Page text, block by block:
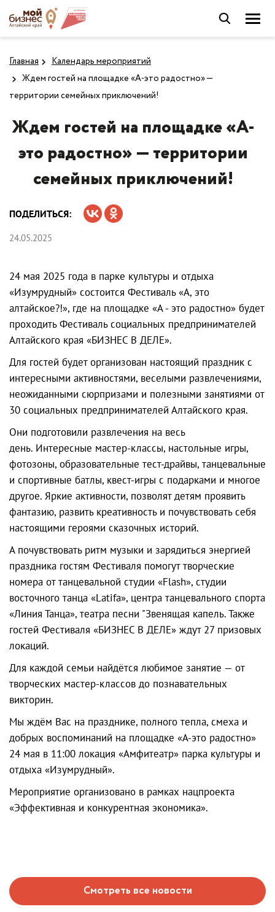
Главная
Календарь мероприятий
Ждем гостей на площадке «А-это радостно» —
территории семейных приключений!
Ждем гостей на площадке «А-
это радостно» — территории
семейных приключений!
ПОДЕЛИТЬСЯ:
24.05.2025
24 мая 2025 года в парке культуры и отдыха
«Изумрудный» состоится Фестиваль «А, это
алтайское?!», где на площадке «А - это радостно» будет
проходить Фестиваль социальных предпринимателей
Алтайского края «БИЗНЕС В ДЕЛЕ».
Для гостей будет организован настоящий праздник с
интересными активностями, веселыми развлечениями,
неожиданными сюрпризами и полезными занятиями от
30 социальных предпринимателей Алтайского края.
Они подготовили развлечения на весь
день. Интересные мастер-классы, настольные игры,
фотозоны, образовательные тест-драйвы, танцевальные
и спортивные батлы, квест-игры с подарками и многое
другое. Яркие активности, позволят детям проявить
фантазию, развить креативность и почувствовать себя
настоящими героями сказочных историй.
А почувствовать ритм музыки и зарядиться энергией
праздника гостям Фестиваля помогут творческие
номера от танцевальной студии «Flash», студии
восточного танца «Latifa», центра танцевального спорта
«Линия Танца», театра песни "Звенящая капель. Также
гостей Фестиваля «БИЗНЕС В ДЕЛЕ» ждут 27 призовых
локаций.
Для каждой семьи найдётся любимое занятие — от
творческих мастер-классов до познавательных
викторин.
Мы ждём Вас на празднике, полного тепла, смеха и
добрых воспоминаний на площадке «А-это радостно»
24 мая в 11:00 локация «Амфитеатр» парка культуры и
отдыха «Изумрудный».
Мероприятие организовано в рамках нацпроекта
«Эффективная и конкурентная экономика».
Смотреть все новости